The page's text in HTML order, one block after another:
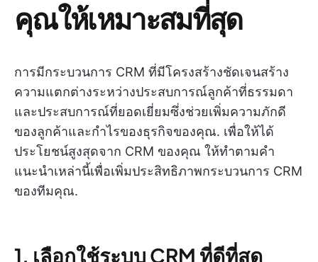
คุณให้เหมาะสมที่สุด
การมีกระบวนการ CRM ที่มีโครงสร้างชัดเจนสร้าง
ความแตกต่างระหว่างประสบการณ์ลูกค้าที่ธรรมดา
และประสบการณ์ที่ยอดเยี่ยมซึ่งช่วยเพิ่มความภักดี
ของลูกค้าและกำไรของธุรกิจของคุณ. เพื่อให้ได้
ประโยชน์สูงสุดจาก CRM ของคุณ ให้ทำตามคำ
แนะนำเหล่านี้เพื่อเพิ่มประสิทธิภาพกระบวนการ CRM
ของทีมคุณ.
1. เลือกใช้ระบบ CRM ที่ดีที่สุด